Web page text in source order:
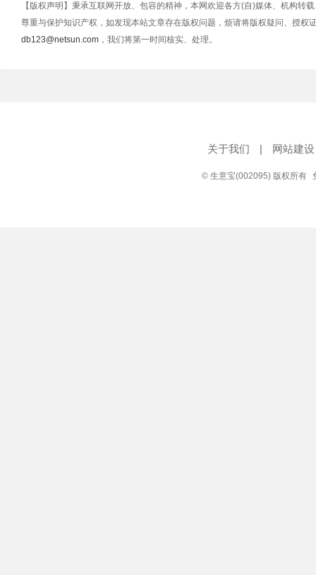
【版权声明】秉承互联网开放、包容的精神，本网欢迎各方(自)媒体、机构转
尊重与保护知识产权，如发现本站文章存在版权问题，烦请将版权疑问、授权
db123@netsun.com ，我们将第一时间核实、处理。
关于我们 | 网站建设
© 生意宝(002095) 版权所有